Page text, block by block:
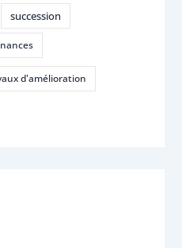
succession
d'amélioration